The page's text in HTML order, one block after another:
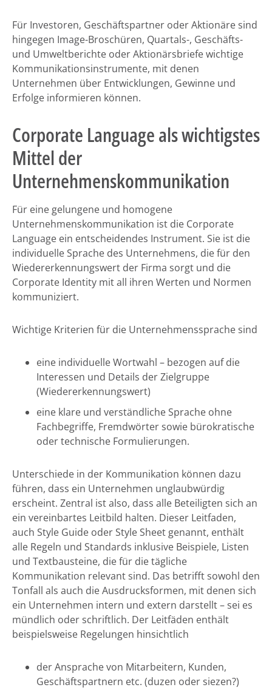
Für Investoren, Geschäftspartner oder Aktionäre sind
hingegen Image-Broschüren, Quartals-, Geschäfts-
und Umweltberichte oder Aktionärsbriefe wichtige
Kommunikationsinstrumente, mit denen
Unternehmen über Entwicklungen, Gewinne und
Erfolge informieren können.
Corporate Language als wichtigstes
Mittel der
Unternehmenskommunikation
Für eine gelungene und homogene
Unternehmenskommunikation ist die Corporate
Language ein entscheidendes Instrument. Sie ist die
individuelle Sprache des Unternehmens, die für den
Wiedererkennungswert der Firma sorgt und die
Corporate Identity mit all ihren Werten und Normen
kommuniziert.
Wichtige Kriterien für die Unternehmenssprache sind
eine individuelle Wortwahl – bezogen auf die
Interessen und Details der Zielgruppe
(Wiedererkennungswert)
eine klare und verständliche Sprache ohne
Fachbegriffe, Fremdwörter sowie bürokratische
oder technische Formulierungen.
Unterschiede in der Kommunikation können dazu
führen, dass ein Unternehmen unglaubwürdig
erscheint. Zentral ist also, dass alle Beteiligten sich an
ein vereinbartes Leitbild halten. Dieser Leitfaden,
auch Style Guide oder Style Sheet genannt, enthält
alle Regeln und Standards inklusive Beispiele, Listen
und Textbausteine, die für die tägliche
Kommunikation relevant sind. Das betrifft sowohl den
Tonfall als auch die Ausdrucksformen, mit denen sich
ein Unternehmen intern und extern darstellt – sei es
mündlich oder schriftlich. Der Leitfäden enthält
beispielsweise Regelungen hinsichtlich
der Ansprache von Mitarbeitern, Kunden,
Geschäftspartnern etc. (duzen oder siezen?)